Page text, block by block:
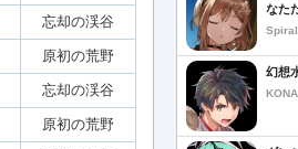
忘却の渓谷
原初の荒野
忘却の渓谷
原初の荒野
なた
幻想